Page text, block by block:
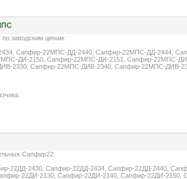
заводским ценам:
Сапфир-22МПС-ДД-2440, Сапфир-22МПС-ДД-2444,
ДИ-2150, Сапфир-22МПС-ДИ-2151, Сапфир-22МПС-
2330, Сапфир-22МПС-ДИВ-2340, Сапфир-22МПС-ДИВ-
Сапфир22:
22ДД-2430, Сапфир-22ДД-2434, Сапфир-22ДД-2440,
22ДИ-2130, Сапфир-22ДИ-2140, Сапфир-22ДИ-